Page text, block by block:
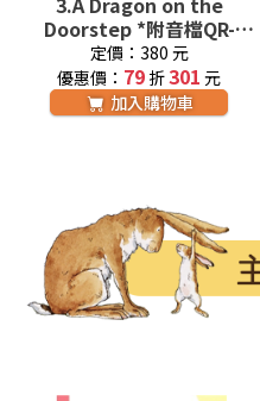
Doorstep *附音檔QR-
Code 廖彩杏老師推薦有聲
書第33週
定價：380 元
優惠價： 79 折301 元
加入購物車
主題書單